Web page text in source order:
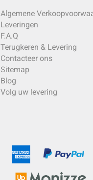
Algemene
Leveringen
F.A.Q
Terugkeren & Levering
Contacteer ons
Sitemap
Blog
Volg uw levering